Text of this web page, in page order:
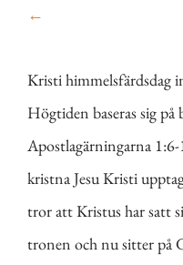
←
Kristi himmelsfärdsdag
Högtiden baseras sig på
Apostlagärningarna
kristna Jesu Kristi
tror att Kristus har satt
tronen och nu sitter på